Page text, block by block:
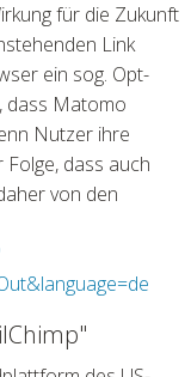
für die Zukunft
Link
ein sog. Opt-
dass Matomo
Nutzer ihre
dass auch
von den